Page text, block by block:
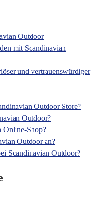
Outdoor
mit Scandinavian
und vertrauenswürdiger
Outdoor Store?
Outdoor?
Online-Shop?
Outdoor an?
Scandinavian Outdoor?